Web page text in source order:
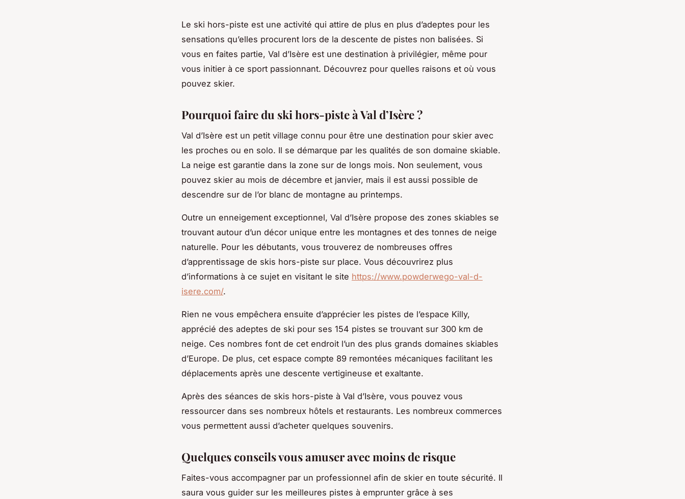
Le ski hors-piste est une activité qui attire de plus en plus d’adeptes pour les
sensations qu’elles procurent lors de la descente de pistes non balisées. Si
vous en faites partie, Val d’Isère est une destination à privilégier, même pour
vous initier à ce sport passionnant. Découvrez pour quelles raisons et où vous
pouvez skier.
Pourquoi faire du ski hors-piste à Val d’Isère ?
Val d’Isère est un petit village connu pour être une destination pour skier avec
les proches ou en solo. Il se démarque par les qualités de son domaine skiable.
La neige est garantie dans la zone sur de longs mois. Non seulement, vous
pouvez skier au mois de décembre et janvier, mais il est aussi possible de
descendre sur de l’or blanc de montagne au printemps.
Outre un enneigement exceptionnel, Val d’Isère propose des zones skiables se
trouvant autour d’un décor unique entre les montagnes et des tonnes de neige
naturelle. Pour les débutants, vous trouverez de nombreuses offres
d’apprentissage de skis hors-piste sur place. Vous découvrirez plus
d’informations à ce sujet en visitant le site https://www.powderwego-val-d-
isere.com/.
Rien ne vous empêchera ensuite d’apprécier les pistes de l’espace Killy,
apprécié des adeptes de ski pour ses 154 pistes se trouvant sur 300 km de
neige. Ces nombres font de cet endroit l’un des plus grands domaines skiables
d’Europe. De plus, cet espace compte 89 remontées mécaniques facilitant les
déplacements après une descente vertigineuse et exaltante.
Après des séances de skis hors-piste à Val d’Isère, vous pouvez vous
ressourcer dans ses nombreux hôtels et restaurants. Les nombreux commerces
vous permettent aussi d’acheter quelques souvenirs.
Quelques conseils vous amuser avec moins de risque
Faites-vous accompagner par un professionnel afin de skier en toute sécurité. Il
saura vous guider sur les meilleures pistes à emprunter grâce à ses